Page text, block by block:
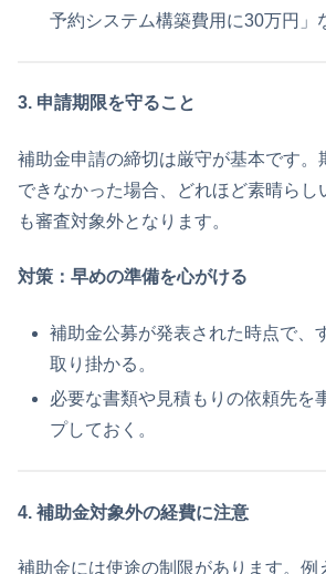
予約システム構築費用に30万円」
3. 申請期限を守ること
補助金申請の締切は厳守が基本です。
できなかった場合、どれほど素晴らし
も審査対象外となります。
対策：早めの準備を心がける
補助金公募が発表された時点で、
取り掛かる。
必要な書類や見積もりの依頼先を
プしておく。
4. 補助金対象外の経費に注意
補助金には使途の制限があります。例